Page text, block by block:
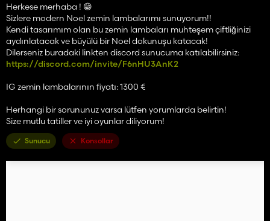
Herkese merhaba ! 😁
Sizlere modern Noel zemin lambalarımı sunuyorum!!
Kendi tasarımım olan bu zemin lambaları muhteşem çiftliğinizi
aydınlatacak ve büyülü bir Noel dokunuşu katacak!
Dilerseniz buradaki linkten discord sunucuma katılabilirsiniz:
https://discord.com/invite/F6nHU3AnK2
IG zemin lambalarının fiyatı: 1300 €
Herhangi bir sorununuz varsa lütfen yorumlarda belirtin!
Size mutlu tatiller ve iyi oyunlar diliyorum!
Sunucu Konsollar